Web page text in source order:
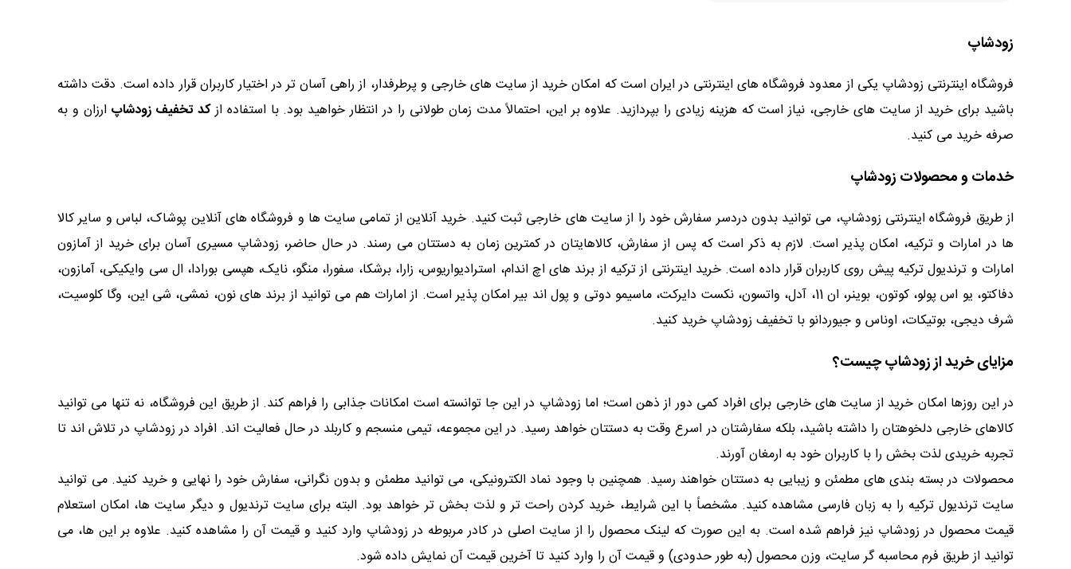
زودشاپ
فروشگاه اینترنتی زودشاپ یکی از معدود فروشگاه های اینترنتی در ایران است که امکان خرید از سایت های خارجی و پرطرفدار، از راهی آسان تر در اختیار کاربران قرار داده است. دقت داشته
باشید برای خرید از سایت های خارجی، نیاز است که هزینه زیادی را بپردازید. علاوه بر این، احتمالاً مدت زمان طولانی را در انتظار خواهید بود. با استفاده ازکد تخفیف زودشاپ ارزان و به
صرفه خرید می کنید.
خدمات و محصولات زودشاپ
از طریق فروشگاه اینترنتی زودشاپ، می توانید بدون دردسر سفارش خود را از سایت های خارجی ثبت کنید. خرید آنلاین از تمامی سایت ها و فروشگاه های آنلاین پوشاک، لباس و سایر کالا
ها در امارات و ترکیه، امکان پذیر است. لازم به ذکر است که پس از سفارش، کالاهایتان در کمترین زمان به دستتان می رسند. در حال حاضر، زودشاپ مسیری آسان برای خرید از آمازون
امارات و ترندیول ترکیه پیش روی کاربران قرار داده است. خرید اینترنتی از ترکیه از برند های اچ اندام، استرادیواریوس، زارا، برشکا، سفورا، منگو، نایک، هپسی بورادا، ال سی وایکیکی، آمازون،
دفاکتو، یو اس پولو، کوتون، بوینر، ان 11، آدل، واتسون، نکست دایرکت، ماسیمو دوتی و پول اند بیر امکان پذیر است. از امارات هم می توانید از برند های نون، نمشی، شی این، وگا کلوسیت،
شرف دیجی، بوتیکات، اوناس و جیوردانو با تخفیف زودشاپ خرید کنید.
مزایای خرید از زودشاپ چیست؟
در این روزها امکان خرید از سایت های خارجی برای افراد کمی دور از ذهن است؛ اما زودشاپ در این جا توانسته است امکانات جذابی را فراهم کند. از طریق این فروشگاه، نه تنها می توانید
کالاهای خارجی دلخوهتان را داشته باشید، بلکه سفارشتان در اسرع وقت به دستتان خواهد رسید. در این مجموعه، تیمی منسجم و کاربلد در حال فعالیت اند. افراد در زودشاپ در تلاش اند تا
تجربه خریدی لذت بخش را با کاربران خود به ارمغان آورند.
محصولات در بسته بندی های مطمئن و زیبایی به دستتان خواهند رسید. همچنین با وجود نماد الکترونیکی، می توانید مطمئن و بدون نگرانی، سفارش خود را نهایی و خرید کنید. می توانید
سایت ترندیول ترکیه را به زبان فارسی مشاهده کنید. مشخصاً با این شرایط، خرید کردن راحت تر و لذت بخش تر خواهد بود. البته برای سایت ترندیول و دیگر سایت ها، امکان استعلام
قیمت محصول در زودشاپ نیز فراهم شده است. به این صورت که لینک محصول را از سایت اصلی در کادر مربوطه در زودشاپ وارد کنید و قیمت آن را مشاهده کنید. علاوه بر این ها، می
توانید از طریق فرم محاسبه گر سایت، وزن محصول (به طور حدودی) و قیمت آن را وارد کنید تا آخرین قیمت آن نمایش داده شود.